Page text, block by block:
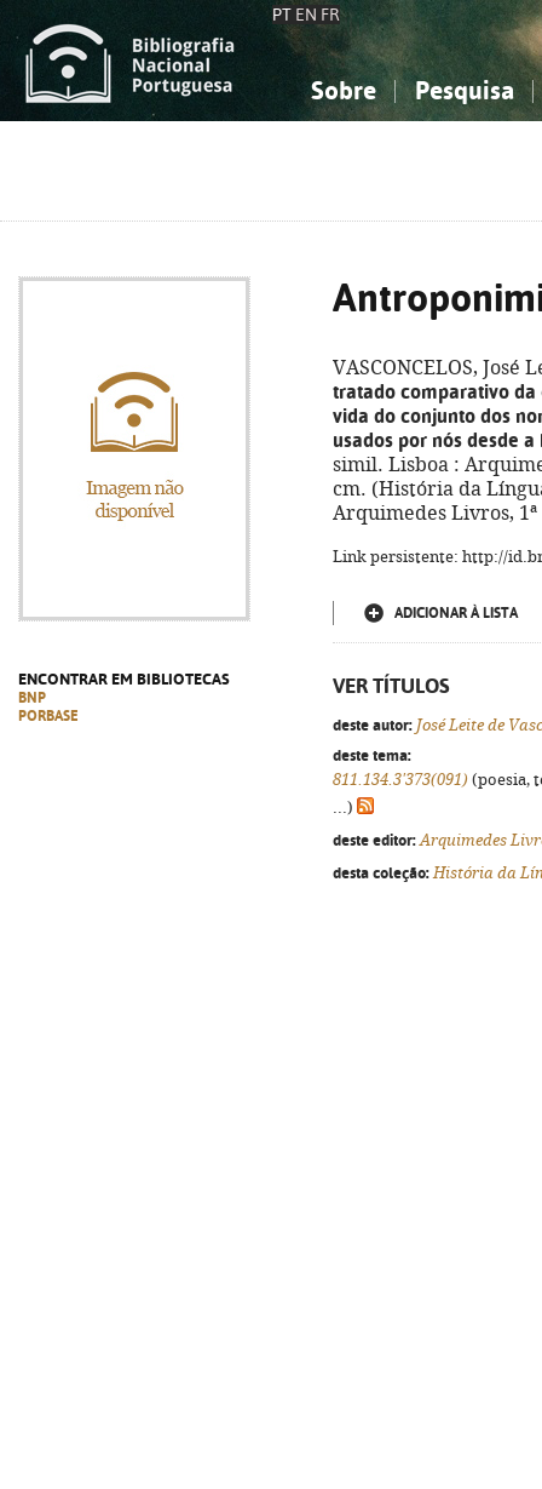
PT EN FR
Sobre Pesquisa
ENCONTRAR EM BIBLIOTECAS
BNP
PORBASE
VASCONCELOS, José
tratado comparativo da
vida do conjunto dos
usados por nós desde
simil. Lisboa :
cm. (História da
Arquimedes Livros, 1ª
Link persistente: http://
ADICIONAR À LISTA
VER TÍTULOS
deste autor: José Leite de
deste tema:
811.134.3'373(091) (poesia,
...)
deste editor: Arquimedes
desta coleção: História da